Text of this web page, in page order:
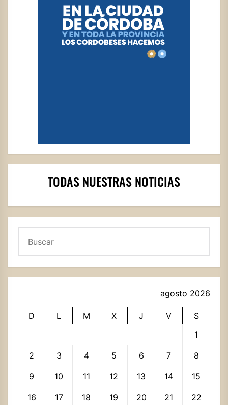
TODAS NUESTRAS NOTICIAS
agosto 2026
D L M X J V
S
1
2 3 4 5 6 7 8
9 10 11 12 13 14 15
16 17 18 19 20 21 22